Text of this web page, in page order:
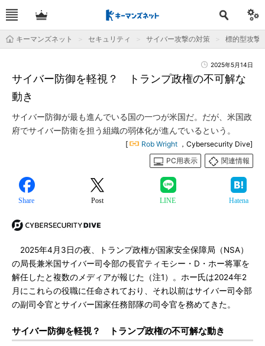
キーマンズネット セキュリティ サイバー攻撃の対策 標的型攻撃
2025年5月14日
サイバー防御を軽視？ トランプ政権の不可解な
動き
サイバー防御が最も進んでいる国の一つが米国だ。だが、米国政
府でサイバー防衛を担う組織の弱体化が進んでいるという。
[ Rob Wright ，Cybersecurity Dive]
PC用表示
関連情報
Share Post LINE Hatena
2025年4月3日の夜、トランプ政権が国家安全保障局（NSA）
の局長兼米国サイバー司令部の長官ティモシー・D・ホー将軍を
解任したと複数のメディアが報じた（注1）。ホー氏は2024年2
月にこれらの役職に任命されており、それ以前はサイバー司令部
の副司令官とサイバー国家任務部隊の司令官を務めてきた。
サイバー防御を軽視？ トランプ政権の不可解な動き